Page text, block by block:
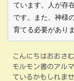
ています。人が存
です。また、神様
育てる必要がありま
こんにちはおおさ
モルモン書のアル
ているかもしれませ